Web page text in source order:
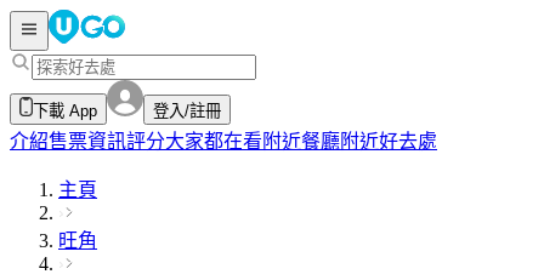
下載 App 登入/註冊
介紹售票資訊評分大家都在看 附近餐廳附近好去處
主頁
旺角